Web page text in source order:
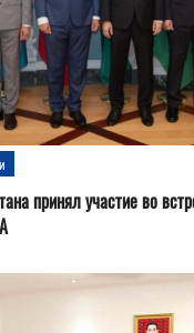
принял участие во